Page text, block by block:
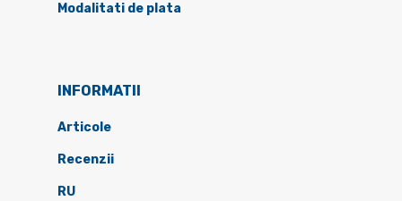
Modalitati de plata
INFORMATII
Articole
Recenzii
RU